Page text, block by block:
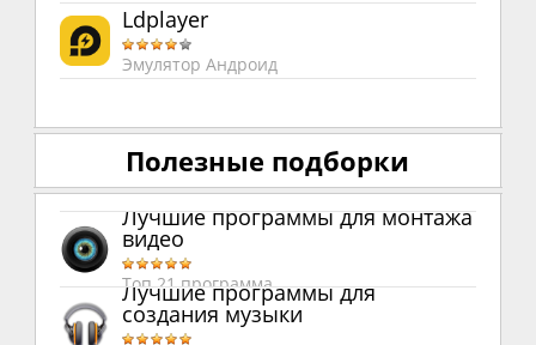
Ldplayer
Эмулятор Андроид
Полезные подборки
Лучшие программы для монтажа
видео
Топ 21 программа
Лучшие программы для
создания музыки